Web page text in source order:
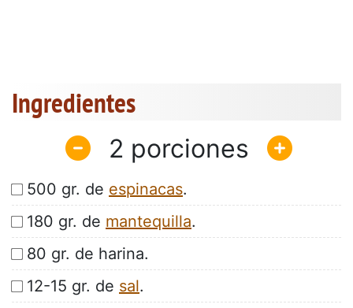
Ingredientes
2
500 gr. de espinacas.
180 gr. de mantequilla.
80 gr. de harina.
12-15 gr. de sal.